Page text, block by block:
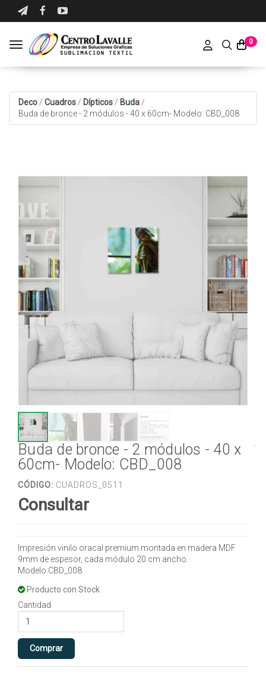
0
Toggle navigation
Deco / Cuadros / Dípticos / Buda /
Buda de bronce - 2 módulos - 40 x 60cm- Modelo: CBD_008
Buda de bronce - 2 módulos - 40 x
60cm- Modelo: CBD_008
CÓDIGO: CUADROS_0511
Consultar
Impresión vinilo oracal premium montada en madera MDF
9mm de espesor, cada módulo 20 cm ancho.
Modelo:CBD_008
Producto con Stock
Cantidad